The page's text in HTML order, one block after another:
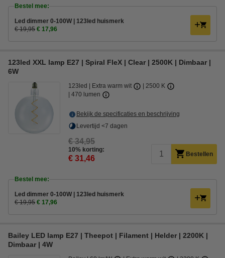
Bestel mee:
Led dimmer 0-100W | 123led huismerk
€ 19,95 € 17,96
123led XXL lamp E27 | Spiral FleX | Clear | 2500K | Dimbaar |
6W
123led Extra warm wit
2500 K
470 lumen
Bekijk de specificaties en beschrijving
Levertijd <7 dagen
€ 34,95
10% korting:
€ 31,46 Bestellen
Bestel mee:
Led dimmer 0-100W | 123led huismerk
€ 19,95 € 17,96
Bailey LED lamp E27 | Theepot | Filament | Helder | 2200K |
Dimbaar | 4W